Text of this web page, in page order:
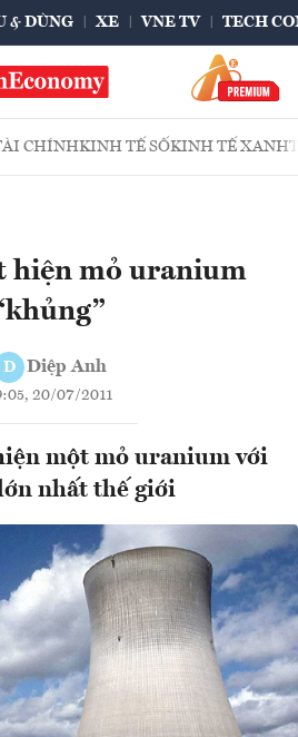
& DÙNG XE VNE TV TECH
CHÍNHKINH TẾ SỐKINH TẾ XANH
hiện mỏ uranium
D Diệp Anh
20/07/2011
một mỏ uranium với
nhất thế giới